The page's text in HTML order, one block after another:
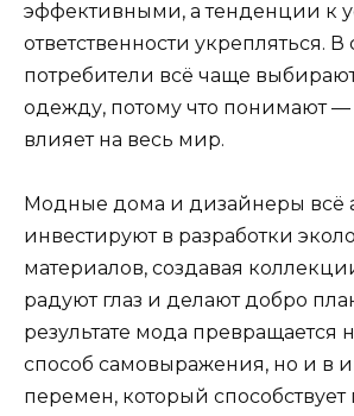
эффективными, а тенденции к
ответственности укрепляться.
потребители всё чаще
одежду, потому что понимают
влияет на весь мир.
Модные дома и дизайнеры всё
инвестируют в разработки
материалов, создавая
радуют глаз и делают добро
результате мода превращается
способ самовыражения, но и в
перемен, который способствует